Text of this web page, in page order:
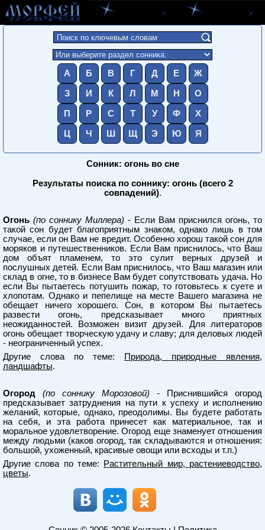
А Б В Г Д Е Ж
З И К Л М Н О
П Р С Т У Ф Х
Ц Ч Ш Щ Э Ю Я
Сонник: огонь во сне
Результаты поиска по соннику: огонь (всего 2
совпадений).
Огонь (по соннику Миллера) - Если Вам приснился огонь, то
такой сон будет благоприятным знаком, однако лишь в том
случае, если он Вам не вредит. Особенно хорош такой сон для
моряков и путешественников. Если Вам приснилось, что Ваш
дом объят пламенем, то это сулит верных друзей и
послушных детей. Если Вам приснилось, что Ваш магазин или
склад в огне, то в бизнесе Вам будет сопутствовать удача. Но
если Вы пытаетесь потушить пожар, то готовьтесь к суете и
хлопотам. Однако и пепелище на месте Вашего магазина не
обещает ничего хорошего. Сон, в котором Вы пытаетесь
развести огонь, предсказывает много приятных
неожиданностей. Возможен визит друзей. Для литераторов
огонь обещает творческую удачу и славу; для деловых людей
- неограниченный успех.
Другие слова по теме:
Природа, природные явления,
ландшафты.
Огород (по соннику Морозовой) - Приснившийся огород
предсказывает затруднения на пути к успеху и исполнению
желаний, которые, однако, преодолимы. Вы будете работать
на себя, и эта работа принесет как материальное, так и
моральное удовлетворение. Огород еще знаменует отношения
между людьми (каков огород, так складываются и отношения:
большой, ухоженный, красивые овощи или всходы и т.п.)
Другие слова по теме:
Растительный мир, растениеводство,
цветы.